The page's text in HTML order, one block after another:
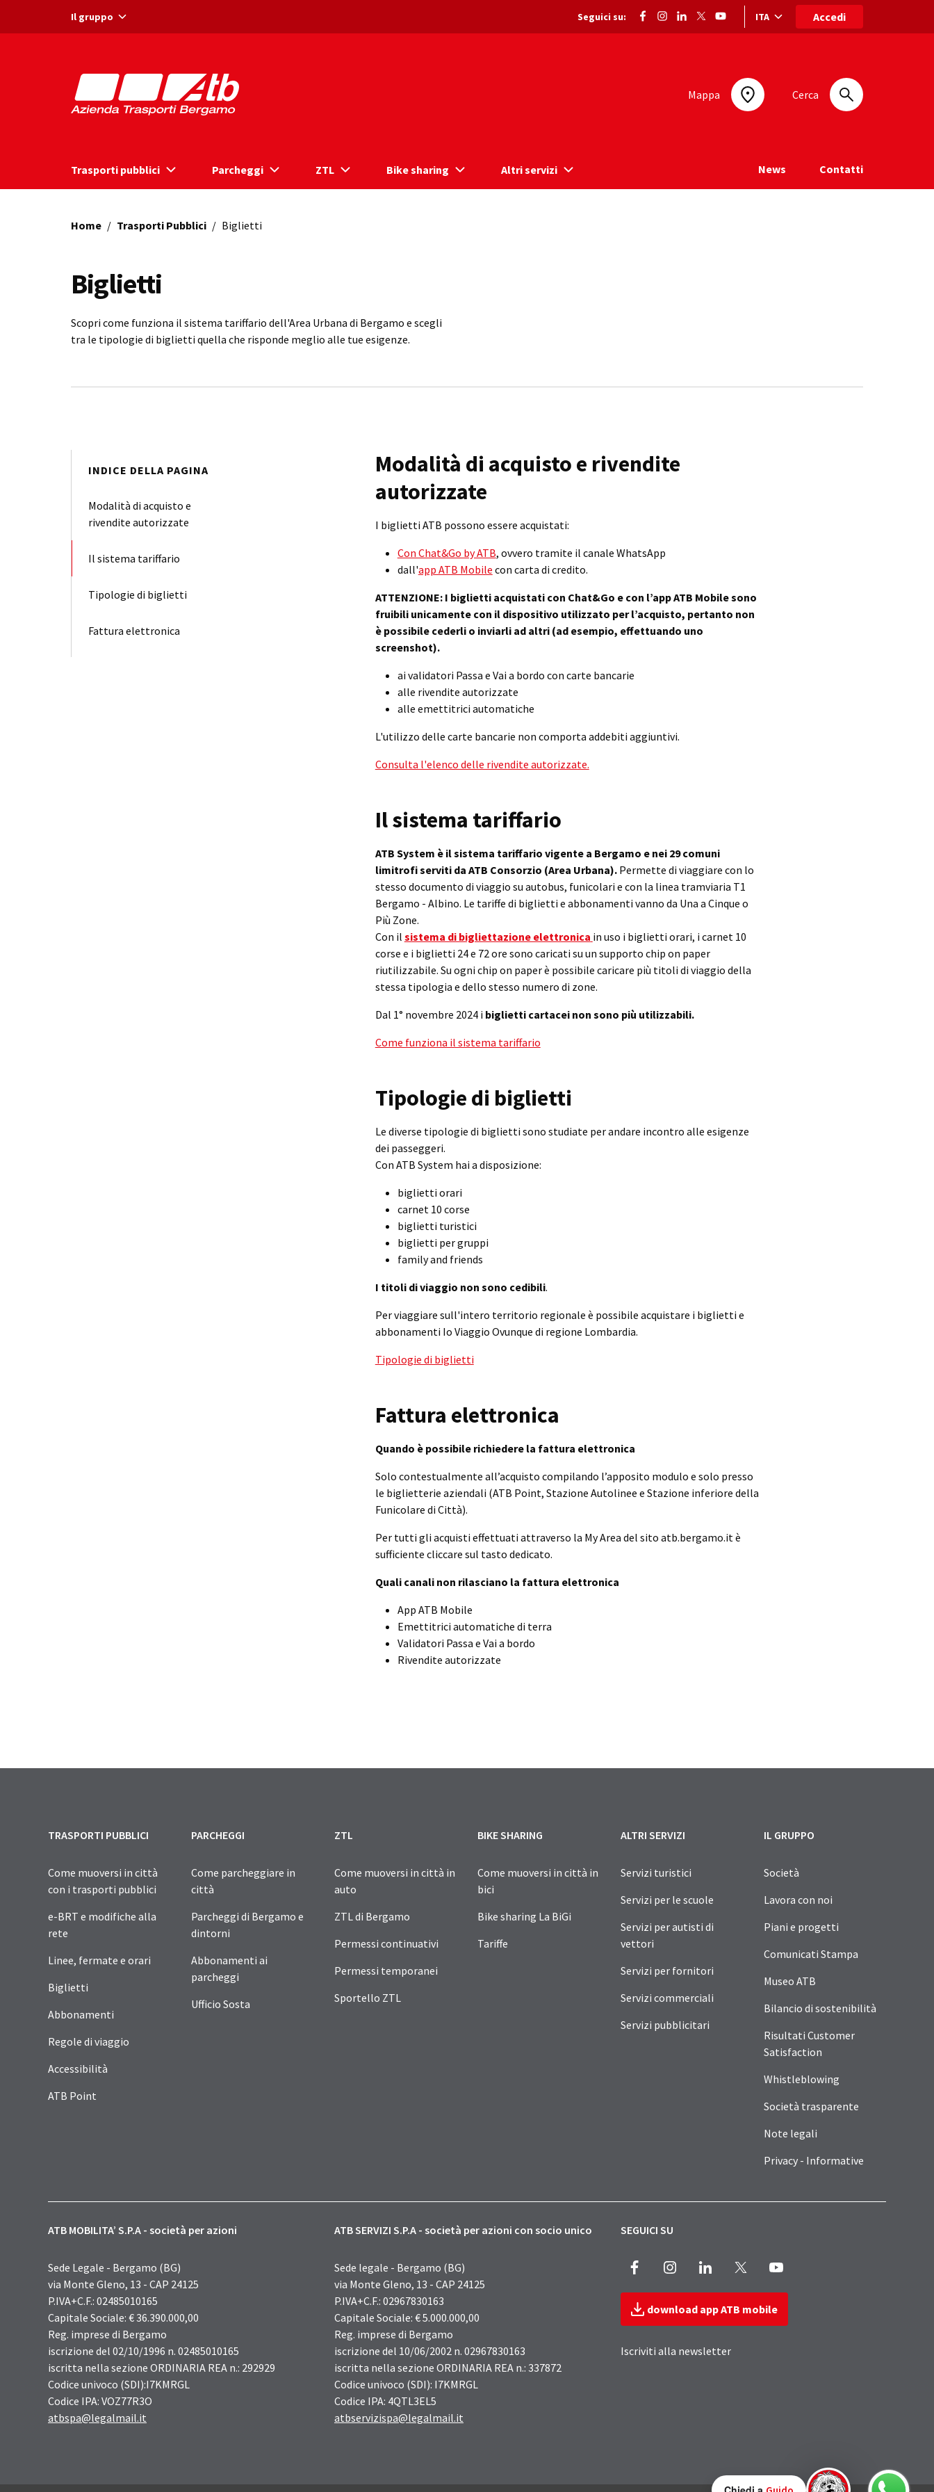
Il gruppo Seguici su: Selezione lingua: lingua selezionata
ITA Accedi
Mappa Cerca
Trasporti pubblici Parcheggi ZTL Bike sharing Altri servizi News Contatti
Home / Trasporti Pubblici / Biglietti
Biglietti
Scopri come funziona il sistema tariffario dell'Area Urbana di Bergamo e scegli
tra le tipologie di biglietti quella che risponde meglio alle tue esigenze.
INDICE DELLA PAGINA
Modalità di acquisto e
rivendite autorizzate
Il sistema tariffario
Tipologie di biglietti
Fattura elettronica
Modalità di acquisto e rivendite
autorizzate
I biglietti ATB possono essere acquistati:
Con Chat&Go by ATB, ovvero tramite il canale WhatsApp
dall'app ATB Mobile con carta di credito.
ATTENZIONE: I biglietti acquistati con Chat&Go e con l’app ATB Mobile sono
fruibili unicamente con il dispositivo utilizzato per l’acquisto, pertanto non
è possibile cederli o inviarli ad altri (ad esempio, effettuando uno
screenshot).
ai validatori Passa e Vai a bordo con carte bancarie
alle rivendite autorizzate
alle emettitrici automatiche
L'utilizzo delle carte bancarie non comporta addebiti aggiuntivi.
Consulta l'elenco delle rivendite autorizzate.
Il sistema tariffario
ATB System è il sistema tariffario vigente a Bergamo e nei 29 comuni
limitrofi serviti da ATB Consorzio (Area Urbana). Permette di viaggiare con lo
stesso documento di viaggio su autobus, funicolari e con la linea tramviaria T1
Bergamo - Albino. Le tariffe di biglietti e abbonamenti vanno da Una a Cinque o
Più Zone.
Con il sistema di bigliettazione elettronica in uso i biglietti orari, i carnet 10
corse e i biglietti 24 e 72 ore sono caricati su un supporto chip on paper
riutilizzabile. Su ogni chip on paper è possibile caricare più titoli di viaggio della
stessa tipologia e dello stesso numero di zone.
Dal 1° novembre 2024 i biglietti cartacei non sono più utilizzabili.
Come funziona il sistema tariffario
Tipologie di biglietti
Le diverse tipologie di biglietti sono studiate per andare incontro alle esigenze
dei passeggeri.
Con ATB System hai a disposizione:
biglietti orari
carnet 10 corse
biglietti turistici
biglietti per gruppi
family and friends
I titoli di viaggio non sono cedibili.
Per viaggiare sull'intero territorio regionale è possibile acquistare i biglietti e
abbonamenti Io Viaggio Ovunque di regione Lombardia.
Tipologie di biglietti
Fattura elettronica
Quando è possibile richiedere la fattura elettronica
Solo contestualmente all’acquisto compilando l’apposito modulo e solo presso
le biglietterie aziendali (ATB Point, Stazione Autolinee e Stazione inferiore della
Funicolare di Città).
Per tutti gli acquisti effettuati attraverso la My Area del sito atb.bergamo.it è
sufficiente cliccare sul tasto dedicato.
Quali canali non rilasciano la fattura elettronica
App ATB Mobile
Emettitrici automatiche di terra
Validatori Passa e Vai a bordo
Rivendite autorizzate
TRASPORTI PUBBLICI
Come muoversi in città
con i trasporti pubblici
e-BRT e modifiche alla
rete
Linee, fermate e orari
Biglietti
Abbonamenti
Regole di viaggio
Accessibilità
ATB Point
PARCHEGGI
Come parcheggiare in
città
Parcheggi di Bergamo e
dintorni
Abbonamenti ai
parcheggi
Ufficio Sosta
ZTL
Come muoversi in città in
auto
ZTL di Bergamo
Permessi continuativi
Permessi temporanei
Sportello ZTL
BIKE SHARING
Come muoversi in città in
bici
Bike sharing La BiGi
Tariffe
ALTRI SERVIZI
Servizi turistici
Servizi per le scuole
Servizi per autisti di
vettori
Servizi per fornitori
Servizi commerciali
Servizi pubblicitari
IL GRUPPO
Società
Lavora con noi
Piani e progetti
Comunicati Stampa
Museo ATB
Bilancio di sostenibilità
Risultati Customer
Satisfaction
Whistleblowing
Società trasparente
Note legali
Privacy - Informative
ATB MOBILITA’ S.P.A - società per azioni
Sede Legale - Bergamo (BG)
via Monte Gleno, 13 - CAP 24125
P.IVA+C.F.: 02485010165
Capitale Sociale: € 36.390.000,00
Reg. imprese di Bergamo
iscrizione del 02/10/1996 n. 02485010165
iscritta nella sezione ORDINARIA REA n.: 292929
Codice univoco (SDI):I7KMRGL
Codice IPA: VOZ77R3O
atbspa@legalmail.it
ATB SERVIZI S.P.A - società per azioni con socio unico
Sede legale - Bergamo (BG)
via Monte Gleno, 13 - CAP 24125
P.IVA+C.F.: 02967830163
Capitale Sociale: € 5.000.000,00
Reg. imprese di Bergamo
iscrizione del 10/06/2002 n. 02967830163
iscritta nella sezione ORDINARIA REA n.: 337872
Codice univoco (SDI): I7KMRGL
Codice IPA: 4QTL3EL5
atbservizispa@legalmail.it
SEGUICI SU
Facebook InstagramLinkedIn
download app ATB mobile
Iscriviti alla newsletter